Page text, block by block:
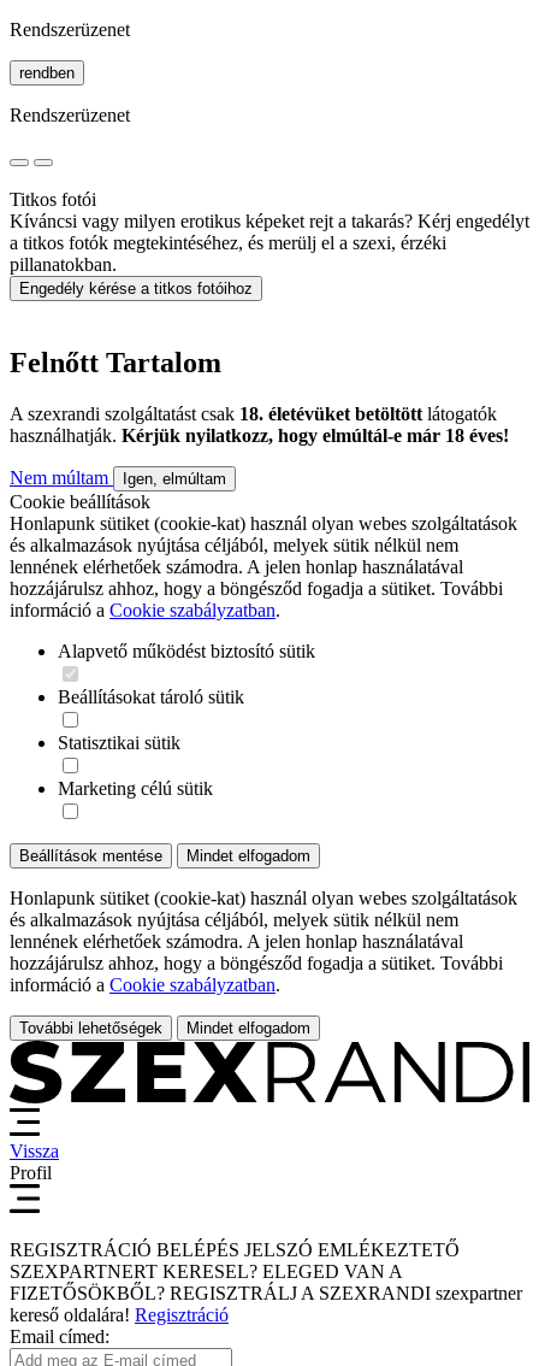
Rendszerüzenet
rendben
Rendszerüzenet
Titkos fotói
Kíváncsi vagy milyen erotikus képeket rejt a takarás? Kérj engedélyt
a titkos fotók megtekintéséhez, és merülj el a szexi, érzéki
pillanatokban.
Engedély kérése a titkos fotóihoz
Felnőtt Tartalom
A szexrandi szolgáltatást csak 18. életévüket betöltött látogatók
használhatják. Kérjük nyilatkozz, hogy elmúltál-e már 18 éves!
Nem múltam Igen, elmúltam
Cookie beállítások
Honlapunk sütiket (cookie-kat) használ olyan webes szolgáltatások
és alkalmazások nyújtása céljából, melyek sütik nélkül nem
lennének elérhetőek számodra. A jelen honlap használatával
hozzájárulsz ahhoz, hogy a böngésződ fogadja a sütiket. További
információ a Cookie szabályzatban.
Alapvető működést biztosító sütik
Beállításokat tároló sütik
Statisztikai sütik
Marketing célú sütik
Beállítások mentése Mindet elfogadom
Honlapunk sütiket (cookie-kat) használ olyan webes szolgáltatások
és alkalmazások nyújtása céljából, melyek sütik nélkül nem
lennének elérhetőek számodra. A jelen honlap használatával
hozzájárulsz ahhoz, hogy a böngésződ fogadja a sütiket. További
információ a Cookie szabályzatban.
További lehetőségek Mindet elfogadom
Vissza
Profil
REGISZTRÁCIÓ BELÉPÉS JELSZÓ EMLÉKEZTETŐ
SZEXPARTNERT KERESEL? ELEGED VAN A
FIZETŐSÖKBŐL? REGISZTRÁLJ A SZEXRANDI szexpartner
kereső oldalára! Regisztráció
Email címed: